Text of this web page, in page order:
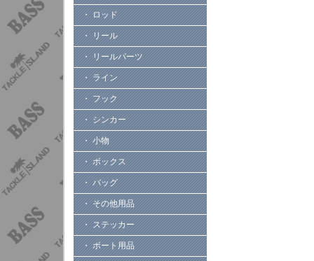
・ ロッド
・ リール
・ リールパーツ
・ ライン
・ フック
・ シンカー
・ 小物
・ ボックス
・ バッグ
・ その他用品
・ ステッカー
・ ボート用品